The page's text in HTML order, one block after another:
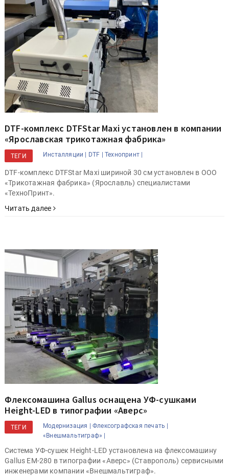
DTF-комплекс DTFStar Maxi установлен в компании
«Ярославская трикотажная фабрика»
ТЕГИ Инсталляции | DTF | Технопринт |
DTF-комплекс DTFStar Maxi шириной 30 см установлен в ООО
«Трикотажная фабрика» (Ярославль) специалистами
«ТехноПринт».
Читать далее
Флексомашина Gallus оснащена УФ-сушками
Height-LED в типографии «Аверс»
ТЕГИ Модернизация |
Флексографская печать |
«Внешмальтиграф» |
Система УФ-сушек Height-LED установлена на флексомашину
Gallus EM-280 в типографии «Аверс» (Ставрополь) сервисными
инженерами компании «Внешмальтиграф».